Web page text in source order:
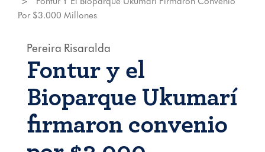
Por $3.000 Millones
Pereira Risaralda
Fontur y el
Bioparque Ukumarí
firmaron convenio